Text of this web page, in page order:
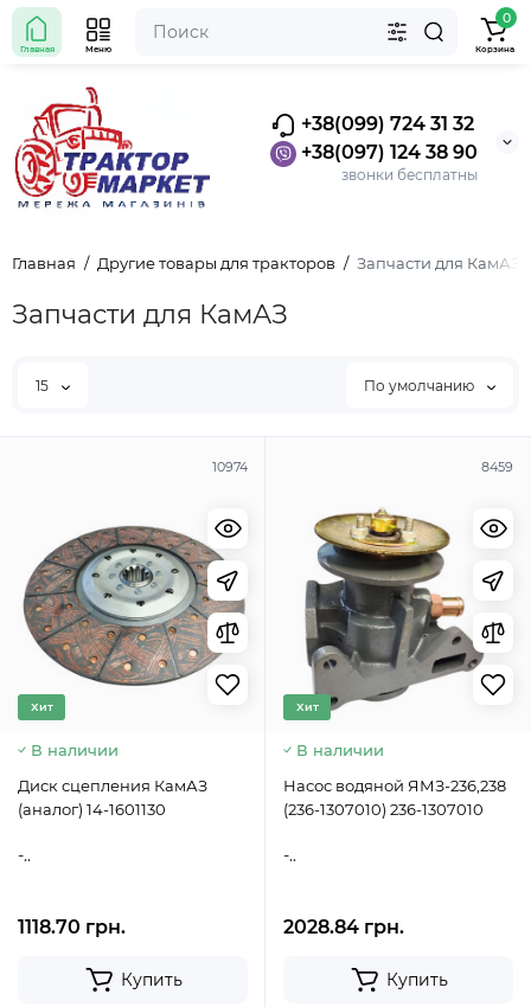
+38(099) 724 31 32
+38(097) 124 38 90
звонки бесплатны
Главная Меню
0
Корзина
Главная Другие товары для тракторов Запчасти для КамАЗ
Запчасти для КамАЗ
15 По умолчанию
10974
Хит
В наличии
Диск сцепления КамАЗ
(аналог) 14-1601130
-..
1118.70 грн.
Купить
8459
Хит
В наличии
Насос водяной ЯМЗ-236,238
(236-1307010) 236-1307010
-..
2028.84 грн.
Купить